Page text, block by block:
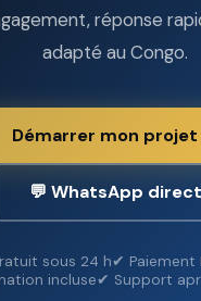
réponse
adapté au Congo.
Démarrer mon
💬 WhatsApp direct
sous 24 h✔ Paiement
incluse✔ Support